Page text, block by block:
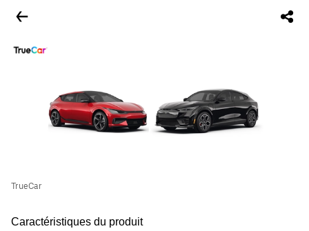
TrueCar
Caractéristiques du produit